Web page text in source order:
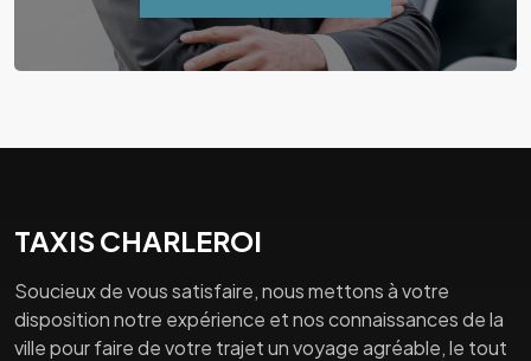
TAXIS CHARLEROI
Soucieux de vous satisfaire, nous mettons à votre
disposition notre expérience et nos connaissances de la
ville pour faire de votre trajet un voyage agréable, le tout